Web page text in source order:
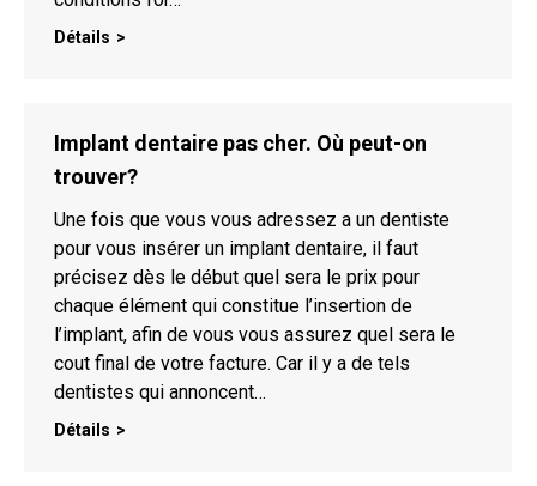
Détails
Implant dentaire pas cher. Où peut-on
trouver?
Une fois que vous vous adressez a un dentiste
pour vous insérer un implant dentaire, il faut
précisez dès le début quel sera le prix pour
chaque élément qui constitue l’insertion de
l’implant, afin de vous vous assurez quel sera le
cout final de votre facture. Car il y a de tels
dentistes qui annoncent…
Détails